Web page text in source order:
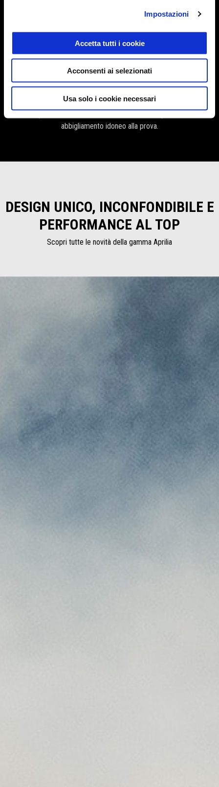
Impostazioni
Accetta tutti i cookie
Acconsenti ai selezionati
Usa solo i cookie necessari
25-26-27 SETTEMBRE
Ti ricordiamo che per poter prenotare il test ride è necessario
essere maggiorenni, essere in possesso di patente idonea e in stato
abbigliamento idoneo alla prova.
DESIGN UNICO, INCONFONDIBILE E
PERFORMANCE AL TOP
Scopri tutte le novità della gamma Aprilia